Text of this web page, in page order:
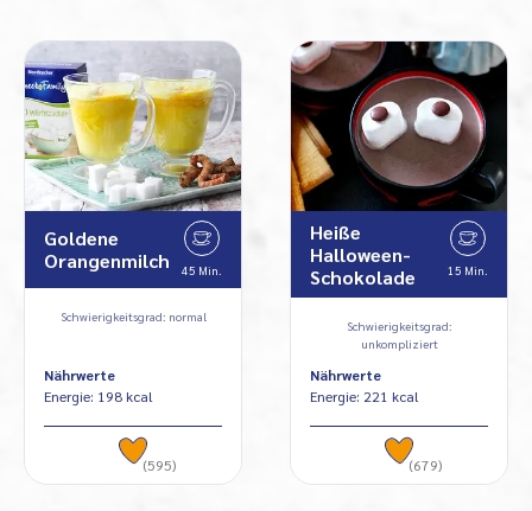
Goldene
Orangenmilch
45 Min.
Schwierigkeitsgrad: normal
Nährwerte
Energie: 198 kcal
(595)
Heiße
Halloween-
Schokolade
15 Min.
Schwierigkeitsgrad:
unkompliziert
Nährwerte
Energie: 221 kcal
(679)